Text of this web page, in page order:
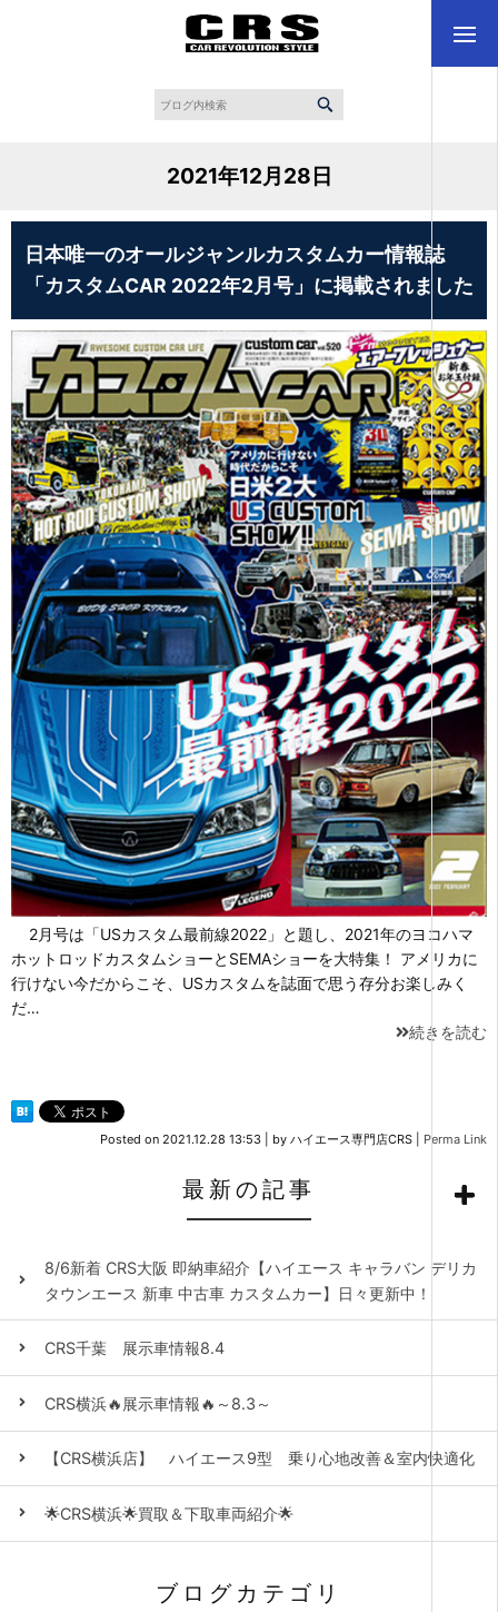
2021年12月28日
日本唯一のオールジャンルカスタムカー情報誌
「カスタムCAR 2022年2月号」に掲載されました
2月号は「USカスタム最前線2022」と題し、2021年のヨコハマ
ホットロッドカスタムショーとSEMAショーを大特集！ アメリカに
行けない今だからこそ、USカスタムを誌面で思う存分お楽しみく
だ…
続きを読む
Posted on 2021.12.28 13:53 by ハイエース専門店CRS Perma Link
最新の記事
8/6新着 CRS大阪 即納車紹介【ハイエース キャラバン デリカ
タウンエース 新車 中古車 カスタムカー】日々更新中！
CRS千葉 展示車情報8.4
CRS横浜🔥展示車情報🔥～8.3～
【CRS横浜店】 ハイエース9型 乗り心地改善＆室内快適化
🌟CRS横浜🌟買取＆下取車両紹介🌟
ブログカテゴリ